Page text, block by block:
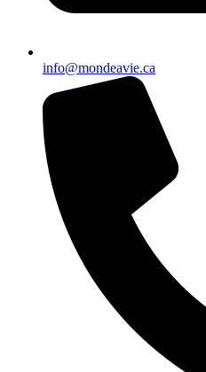
info@mondeavie.ca